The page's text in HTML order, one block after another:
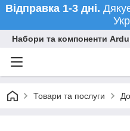
Відправка 1-3 дні.
Набори та компоненти
Товари та послуги